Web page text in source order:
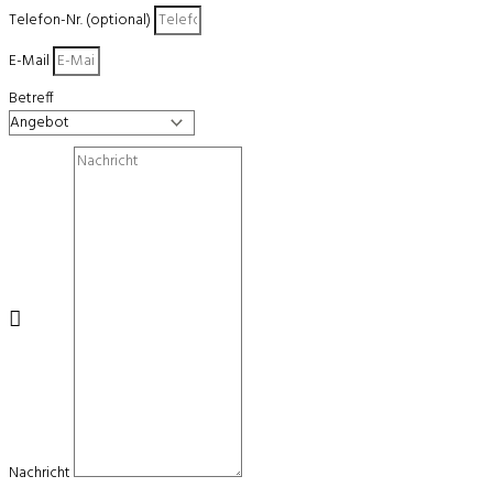
Telefon-Nr. (optional)
E-Mail
Betreff
Nachricht